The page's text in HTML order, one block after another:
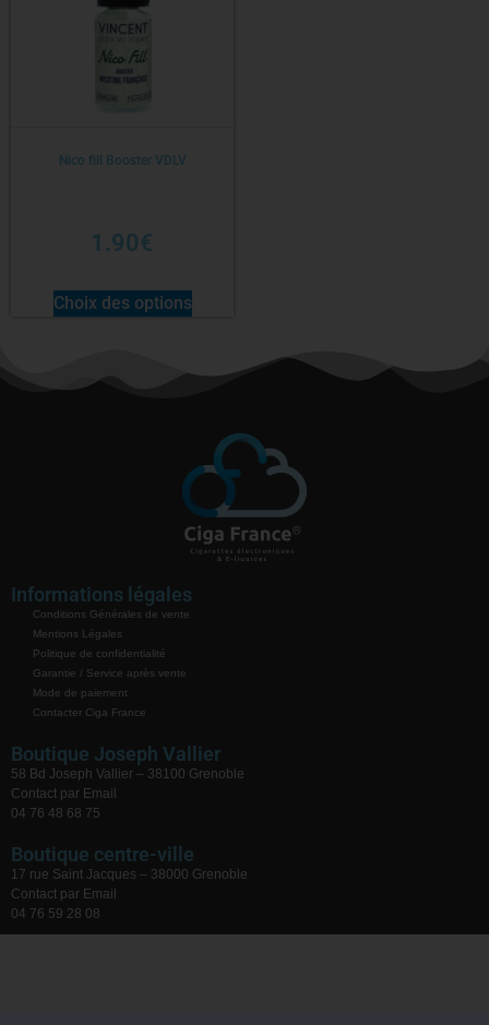
Nico fill Booster VDLV
1.90€
Choix des options
Informations légales
Conditions Générales de vente
Mentions Légales
Politique de confidentialité
Garantie / Service après vente
Mode de paiement
Contacter Ciga France
Boutique Joseph Vallier
58 Bd Joseph Vallier – 38100 Grenoble
Contact par Email
04 76 48 68 75
Boutique centre-ville
17 rue Saint Jacques – 38000 Grenoble
Contact par Email
04 76 59 28 08